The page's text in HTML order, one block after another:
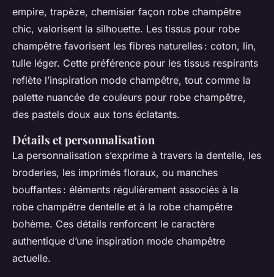
empire, trapèze, chemisier façon robe champêtre
chic, valorisent la silhouette. Les tissus pour robe
champêtre favorisent les fibres naturelles : coton, lin,
tulle léger. Cette préférence pour les tissus respirants
reflète l’inspiration mode champêtre, tout comme la
palette nuancée de couleurs pour robe champêtre,
des pastels doux aux tons éclatants.
Détails et personnalisation
La personnalisation s’exprime à travers la dentelle, les
broderies, les imprimés floraux, ou manches
bouffantes : éléments régulièrement associés à la
robe champêtre dentelle et à la robe champêtre
bohème. Ces détails renforcent le caractère
authentique d’une inspiration mode champêtre
actuelle.